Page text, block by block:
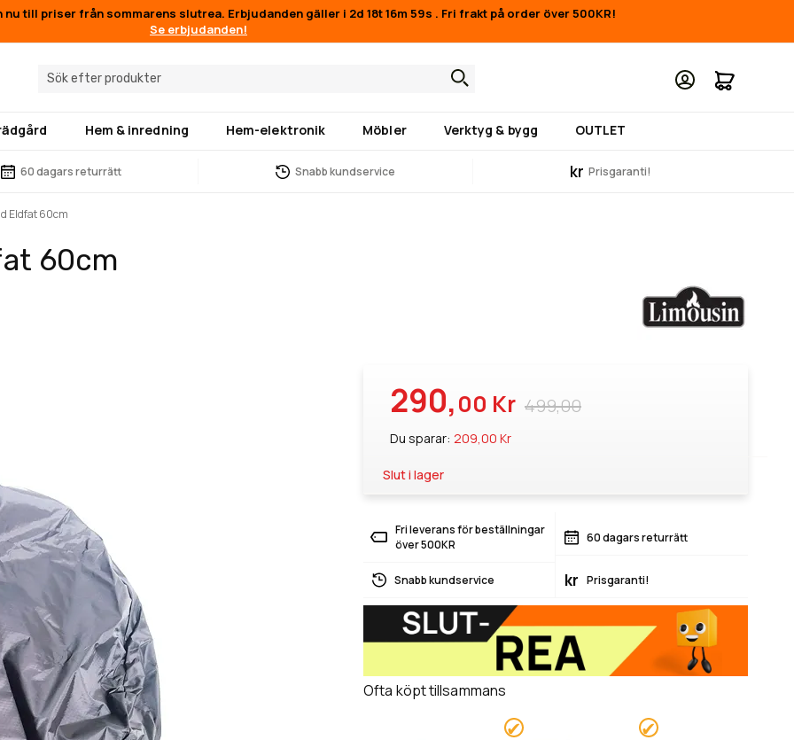
till priser från sommarens slutrea. Erbjudanden gäller i 2d 18t 16m 59s . Fri frakt på order över 500KR!
Se erbjudanden!
Min
Hem & inredning Hem-elektronik Möbler Verktyg & bygg OUTLET
60 dagars returrätt Snabb kundservice kr Prisgaranti!
Eldfat 60cm
60cm
499,00
290,00 Kr
Du sparar: 209,00 Kr
Slut i lager
Fri leverans för beställningar
över 500KR
60 dagars returrätt
Snabb kundservice kr Prisgaranti!
Ofta köpt tillsammans